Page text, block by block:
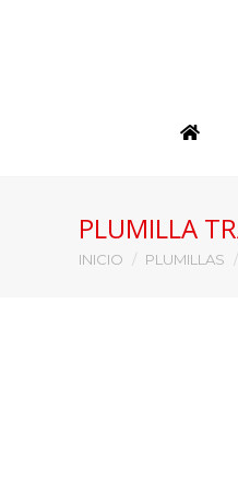
PLUMILLA
Estás aquí:
INICIO PLUMILLAS